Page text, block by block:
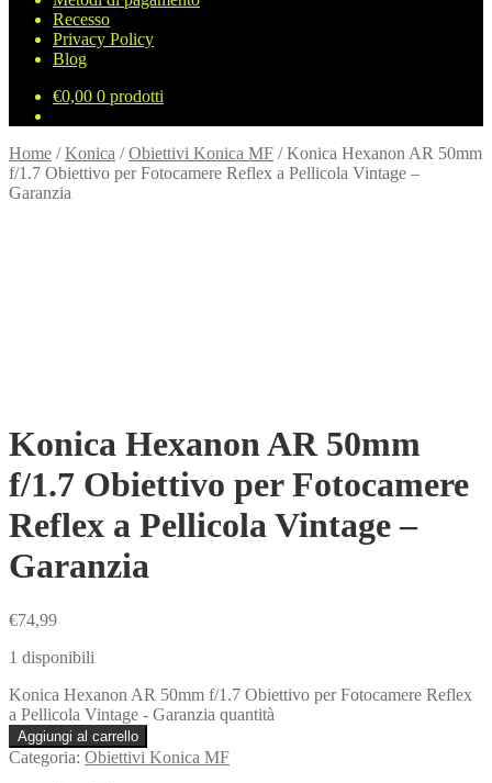
Recesso
Privacy Policy
Blog
€0,00 0 prodotti
Home /Konica /Obiettivi Konica MF /Konica Hexanon AR 50mm
f/1.7 Obiettivo per Fotocamere Reflex a Pellicola Vintage –
Garanzia
Konica Hexanon AR 50mm
f/1.7 Obiettivo per Fotocamere
Reflex a Pellicola Vintage –
Garanzia
€74,99
1 disponibili
Konica Hexanon AR 50mm f/1.7 Obiettivo per Fotocamere Reflex
a Pellicola Vintage - Garanzia quantità
Aggiungi al carrello
Categoria: Obiettivi Konica MF